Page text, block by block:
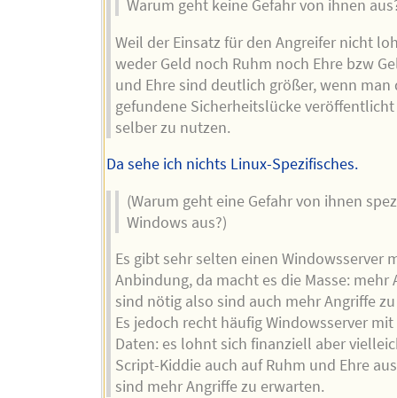
Warum geht keine Gefahr von ihnen
Weil der Einsatz für den Angreifer nicht
weder Geld noch Ruhm noch Ehre bzw
und Ehre sind deutlich größer, wenn man
gefundene Sicherheitslücke
selber zu nutzen.
Da sehe ich nichts Linux-Spezifisches.
(Warum geht eine Gefahr von ihnen
Windows aus?)
Es gibt sehr selten einen Windowsserver
Anbindung, da macht es die Masse: mehr
sind nötig also sind auch mehr Angriffe
Es jedoch recht häufig Windowsserver
Daten: es lohnt sich finanziell aber
Script-Kiddie auch auf Ruhm und Ehre
sind mehr Angriffe zu erwarten.